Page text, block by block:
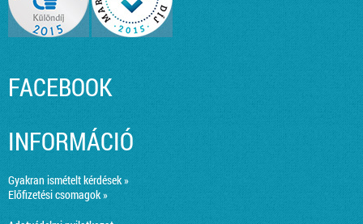
FACEBOOK
INFORMÁCIÓ
Gyakran ismételt kérdések »
Előfizetési csomagok »